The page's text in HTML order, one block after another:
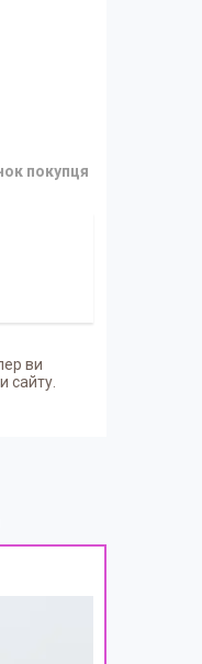
покупця
ви
сайту.